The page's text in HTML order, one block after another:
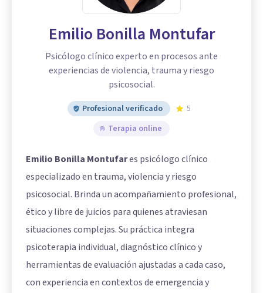
Emilio Bonilla Montufar
Psicólogo clínico experto en procesos ante
experiencias de violencia, trauma y riesgo
psicosocial.
Profesional verificado
5
Terapia online
Emilio Bonilla Montufares psicólogo clínico
especializado en trauma, violencia y riesgo
psicosocial. Brinda un acompañamiento profesional,
ético y libre de juicios para quienes atraviesan
situaciones complejas. Su práctica integra
psicoterapia individual, diagnóstico clínico y
herramientas de evaluación ajustadas a cada caso,
con experiencia en contextos de emergencia y